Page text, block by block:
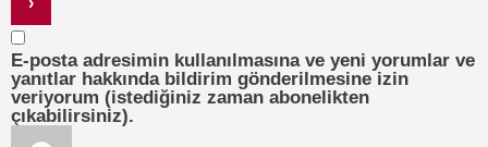
E-posta adresimin kullanılmasına ve yeni yorumlar ve
yanıtlar hakkında bildirim gönderilmesine izin
veriyorum (istediğiniz zaman abonelikten
çıkabilirsiniz).